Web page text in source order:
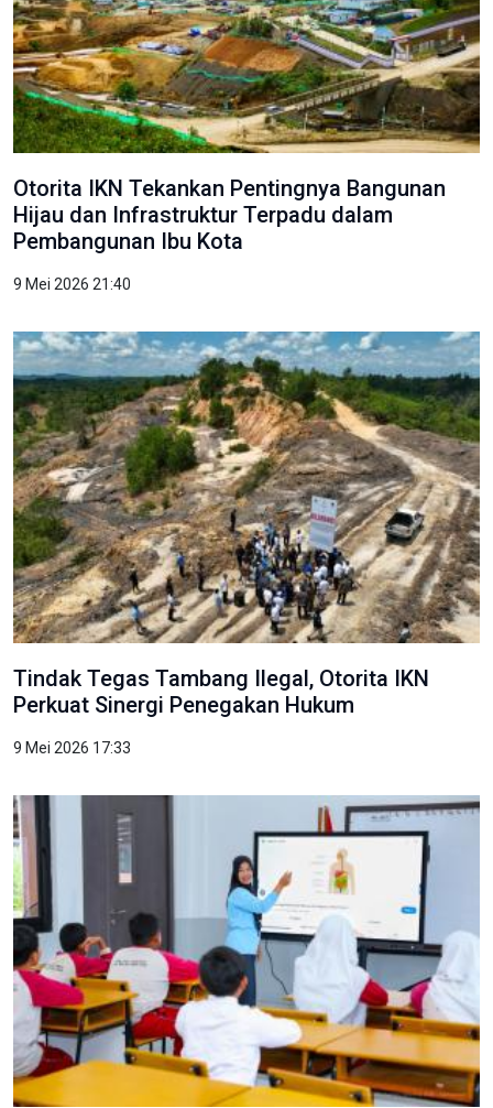
Otorita IKN Tekankan Pentingnya Bangunan
Hijau dan Infrastruktur Terpadu dalam
Pembangunan Ibu Kota
9 Mei 2026 21:40
Tindak Tegas Tambang Ilegal, Otorita IKN
Perkuat Sinergi Penegakan Hukum
9 Mei 2026 17:33